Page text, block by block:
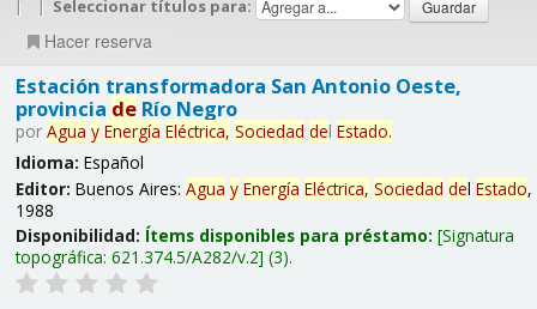
| | Seleccionar títulos para:
Hacer reserva
Estación transformadora San Antonio Oeste,
provincia deRío Negro
por Agua y Energía Eléctrica, Sociedad del Estado.
Idioma: Español
Editor: Buenos Aires: Agua y Energía Eléctrica, Sociedad del Estado,
1988
Disponibilidad: Ítems disponibles para préstamo: Signatura
topográfica: 621.374.5/A282/v.2 (3).